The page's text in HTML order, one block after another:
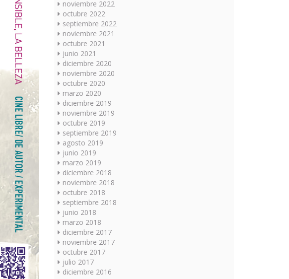
noviembre 2022
octubre 2022
septiembre 2022
noviembre 2021
octubre 2021
junio 2021
diciembre 2020
noviembre 2020
octubre 2020
marzo 2020
diciembre 2019
noviembre 2019
octubre 2019
septiembre 2019
agosto 2019
junio 2019
marzo 2019
diciembre 2018
noviembre 2018
octubre 2018
septiembre 2018
junio 2018
marzo 2018
diciembre 2017
noviembre 2017
octubre 2017
julio 2017
diciembre 2016